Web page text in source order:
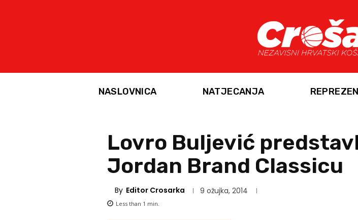
NASLOVNICA NATJECANJA
Lovro Buljević
Jordan Brand Classicu
By Editor Crosarka 9 ožujka, 2014
Less than 1 min.